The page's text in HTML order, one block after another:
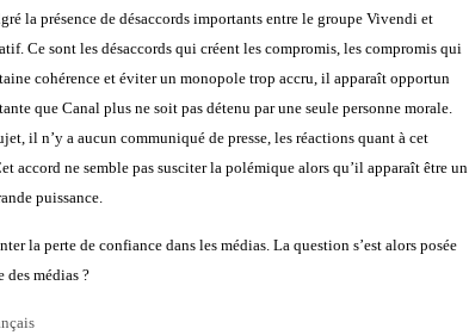
la présence de désaccords importants entre le groupe Vivendi et
Ce sont les désaccords qui créent les compromis, les compromis qui
cohérence et éviter un monopole trop accru, il apparaît opportun
que Canal plus ne soit pas détenu par une seule personne morale.
il n’y a aucun communiqué de presse, les réactions quant à cet
accord ne semble pas susciter la polémique alors qu’il apparaît être un
puissance.
la perte de confiance dans les médias. La question s’est alors posée
médias ?